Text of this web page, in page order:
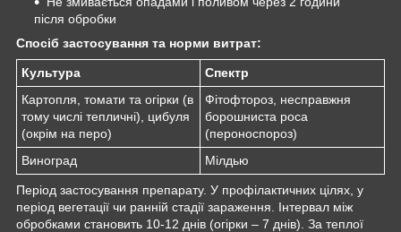
після обробки
Спосіб застосування та норми витрат:
Культура
Спектр
Картопля, томати та огірки (в
тому числі тепличні), цибуля
(окрім на перо)
Фітофтороз, несправжня
борошниста роса
(пероноспороз)
Виноград
Мілдью
Період застосування препарату. У профілактичних цілях, у
період вегетації чи ранній стадії зараження. Інтервал між
обробками становить 10-12 днів (огірки – 7 днів). За теплої